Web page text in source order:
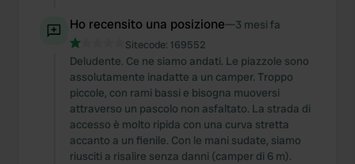
Ho recensito una posizione—3 mesi fa
Sitecode: 169552
Deludente. Ce ne siamo andati. Le piazzole sono
assolutamente inadatte a un camper. Troppo
piccole, con rami bassi e bisogna muoversi
attraverso un pascolo non asfaltato. La strada di
accesso è molto ripida con una curva stretta
accanto a un fienile. Con le mani sudate, siamo
riusciti a risalire senza danni (camper di 6 m).